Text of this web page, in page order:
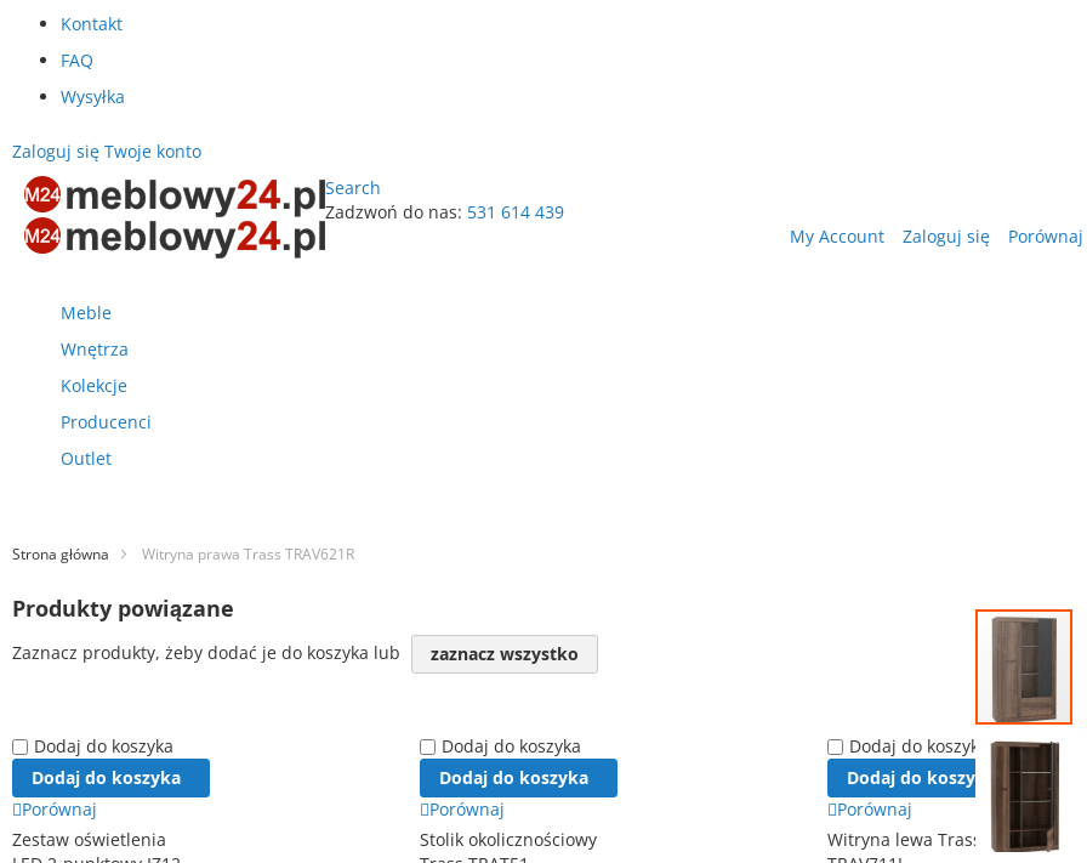
Kontakt
FAQ
Wysyłka
Zaloguj się Twoje konto
Search
Zadzwoń do nas: 531 614 439
My Account Zaloguj się Porównaj
Meble
Wnętrza
Kolekcje
Producenci
Outlet
Strona główna Witryna prawa Trass TRAV621R
Przejdź
koniec
galerii
Produkty powiązane
Zaznacz produkty, żeby dodać je do koszyka lub zaznacz wszystko
Dodaj do koszyka
Dodaj do koszyka
Porównaj
Zestaw oświetlenia
Dodaj do koszyka
Dodaj do koszyka
Porównaj
Stolik okolicznościowy
Dodaj do koszyka
Dodaj do koszyka
Porównaj
Witryna lewa Trass